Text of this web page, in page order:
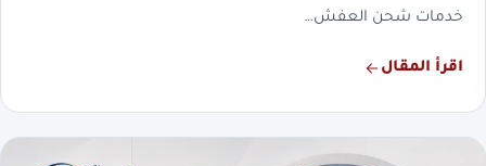
خدمات شحن العفش…
اقرأ المقال